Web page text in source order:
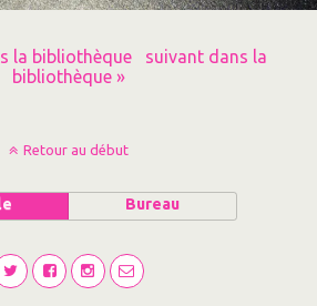
la bibliothèque
suivant dans la
bibliothèque »
Retour au début
Bureau